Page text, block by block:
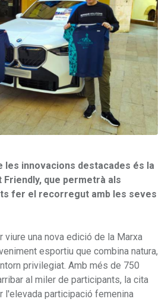
les innovacions destacades és la
Friendly, que permetrà als
fer el recorregut amb les seves
viure una nova edició de la Marxa
esportiu que combina natura,
privilegiat. Amb més de 750
al miler de participants, la cita
l'elevada participació femenina